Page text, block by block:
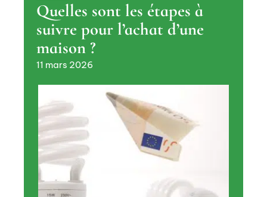
Quelles sont les étapes à
suivre pour l’achat d’une
maison ?
11 mars 2026